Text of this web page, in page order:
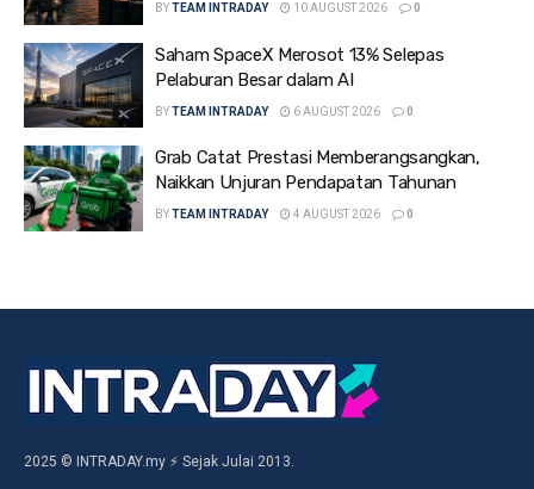
BYTEAM INTRADAY 10 AUGUST 2026 0
Saham SpaceX Merosot 13% Selepas
Pelaburan Besar dalam AI
BYTEAM INTRADAY 6 AUGUST 2026 0
Grab Catat Prestasi Memberangsangkan,
Naikkan Unjuran Pendapatan Tahunan
BYTEAM INTRADAY 4 AUGUST 2026 0
2025 © INTRADAY.my ⚡ Sejak Julai 2013.